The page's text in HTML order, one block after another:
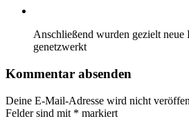
Anschließend wurden gezielt
genetzwerkt
Kommentar absenden
Deine E-Mail-Adresse wird nicht
Felder sind mit * markiert